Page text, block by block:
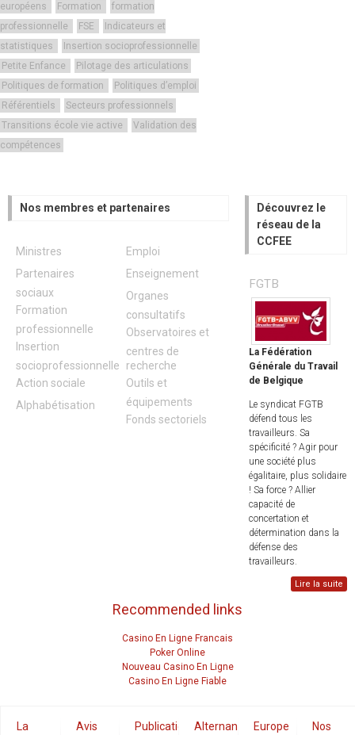
européens
Formation
formation
professionnelle
FSE
Indicateurs et
statistiques
Insertion socioprofessionnelle
Petite Enfance
Pilotage des articulations
Politiques de formation
Politiques d’emploi
Référentiels
Secteurs professionnels
Transitions école vie active
Validation des
compétences
Nos membres et partenaires
Ministres
Partenaires
sociaux
Formation
professionnelle
Insertion
socioprofessionnelle
Action sociale
Alphabétisation
Emploi
Enseignement
Organes
consultatifs
Observatoires et
centres de
recherche
Outils et
équipements
Fonds sectoriels
Découvrez le
réseau de la
CCFEE
FGTB
La Fédération
Générale du Travail
de Belgique
Le syndicat FGTB
défend tous les
travailleurs. Sa
spécificité ? Agir pour
une société plus
égalitaire, plus solidaire
! Sa force ? Allier
capacité de
concertation et
détermination dans la
défense des
travailleurs.
Lire la suite
Recommended links
Casino En Ligne Francais
Poker Online
Nouveau Casino En Ligne
Casino En Ligne Fiable
La
Avis PublicationsAlternance Europe
Nos